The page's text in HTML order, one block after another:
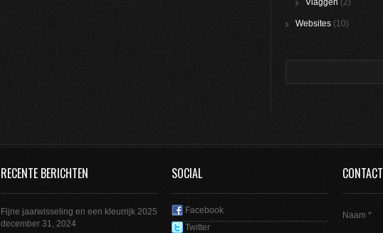
Vlaggen (2)
Websites (10)
RECENTE BERICHTEN
Fijne jaarwisseling en een kleurrijk 2025
december 31, 2024
SOCIAL
Facebook
Twitter
CONTACT
Naam *